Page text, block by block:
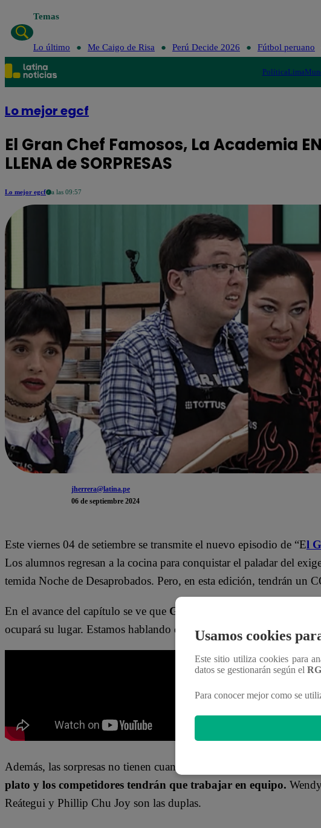
Temas
Lo último Me Caigo de Risa Perú Decide 2026 Fútbol peruano
PolíticaLima
Lo mejor egcf
El Gran Chef Famosos, La Academia
LLENA de SORPRESAS
Lo mejor egcf a las 09:57
jherrera@latina.pe
06 de septiembre 2024
Este viernes 04 de setiembre se transmite el nuevo episodio de “El
Los alumnos regresan a la cocina para conquistar el paladar del
temida Noche de Desaprobados. Pero, en esta edición, tendrán un
En el avance del capítulo se ve que Giacomo Bocchio está ausente.
ocupará su lugar. Estamos hablando de
“Pisu Cocina” Pierre
Además, las sorpresas no tienen cuando terminar. J
plato y los competidores tendrán que trabajar en equipo.
Reátegui y Phillip Chu Joy son las duplas.
Usamos cookies
Este sitio utiliza cookies para
datos se gestionarán según el
Para conocer mejor como se